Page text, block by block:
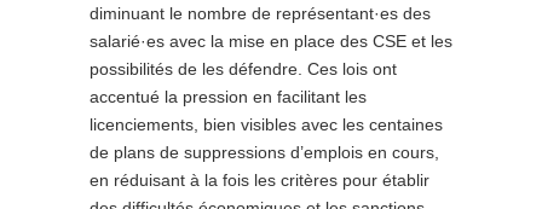
diminuant le nombre de représentant·es des
salarié·es avec la mise en place des CSE et les
possibilités de les défendre. Ces lois ont
accentué la pression en facilitant les
licenciements, bien visibles avec les centaines
de plans de suppressions d’emplois en cours,
en réduisant à la fois les critères pour établir